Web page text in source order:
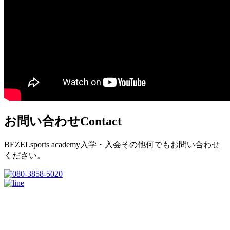
お問い合わせContact
BEZELsports academy入学・入会その他何でもお問い合わせ
ください。